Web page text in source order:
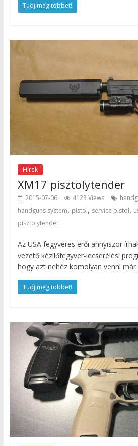
Tudj meg többet!
Hírek
XM17 pisztolytender
2015-07-06 4123 Views
handguns system, pistol, service pistol,
pisztolytender
Az USA fegyveres erői annyiszor
vezető kézilőfegyver-lecserélési
hogy azt nehéz komolyan venni már
Tudj meg többet!